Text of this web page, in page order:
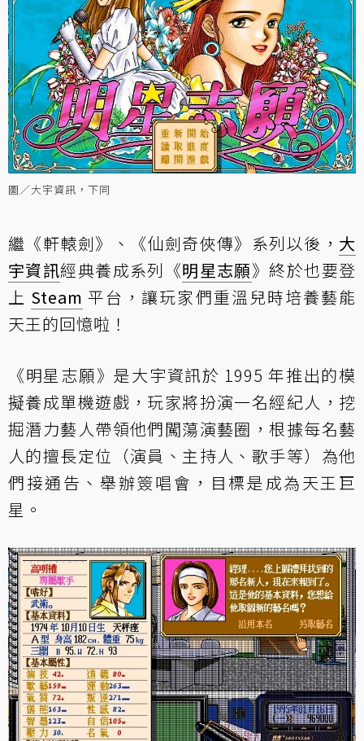
圖／大宇資訊，下同
繼《軒轅劍》、《仙劍奇俠傳》系列以後， 大
宇資訊經典養成系列《明星志願》終於也要登
上 Steam 平台，讓玩家們重溫兒時培養藝能
天王的回憶啦！
《明星志願》是大宇資訊於 1995 年推出的模
擬養成單機遊戲，玩家將扮演一名經紀人，挖
掘潛力藝人帶領他們闖蕩演藝圈，根據每名藝
人的擅長定位（演員、主持人、歌手等）為他
們接通告、舉辦簽唱會，目標是成為天王巨
星。